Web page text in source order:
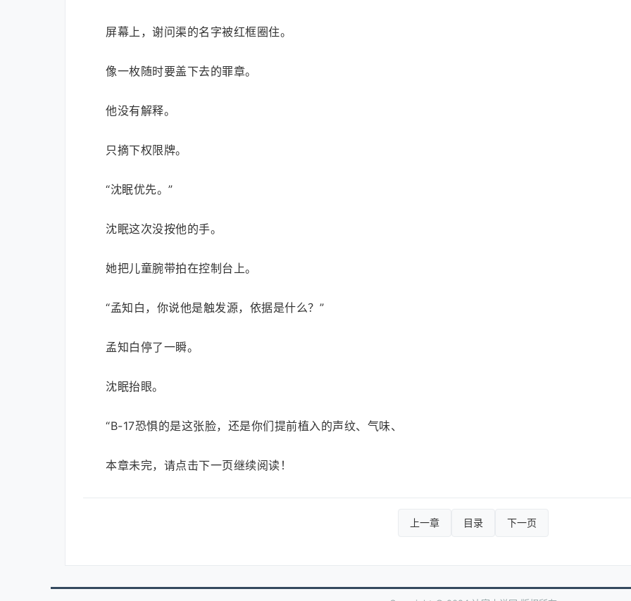
屏幕上，谢问渠的名字被红框圈住。
像一枚随时要盖下去的罪章。
他没有解释。
只摘下权限牌。
“沈眠优先。”
沈眠这次没按他的手。
她把儿童腕带拍在控制台上。
“孟知白，你说他是触发源，依据是什么？”
孟知白停了一瞬。
沈眠抬眼。
“B-17恐惧的是这张脸，还是你们提前植入的声纹、气味、
本章未完，请点击下一页继续阅读！
上一章 目录 下一页